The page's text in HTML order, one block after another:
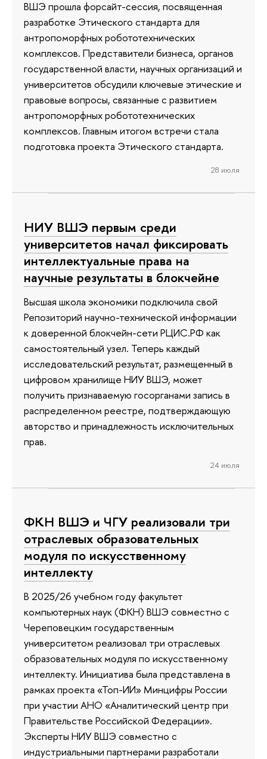
ВШЭ прошла форсайт-сессия, посвященная
разработке Этического стандарта для
антропоморфных робототехнических
комплексов. Представители бизнеса, органов
государственной власти, научных организаций и
университетов обсудили ключевые этические и
правовые вопросы, связанные с развитием
антропоморфных робототехнических
комплексов. Главным итогом встречи стала
подготовка проекта Этического стандарта.
28 июля
НИУ ВШЭ первым среди
университетов начал фиксировать
интеллектуальные права на
научные результаты в блокчейне
Высшая школа экономики подключила свой
Репозиторий научно-технической информации
к доверенной блокчейн-сети РЦИС.РФ как
самостоятельный узел. Теперь каждый
исследовательский результат, размещенный в
цифровом хранилище НИУ ВШЭ, может
получить признаваемую госорганами запись в
распределенном реестре, подтверждающую
авторство и принадлежность исключительных
прав.
24 июля
ФКН ВШЭ и ЧГУ реализовали три
отраслевых образовательных
модуля по искусственному
интеллекту
В 2025/26 учебном году факультет
компьютерных наук (ФКН) ВШЭ совместно с
Череповецким государственным
университетом реализовал три отраслевых
образовательных модуля по искусственному
интеллекту. Инициатива была представлена в
рамках проекта «Топ-ИИ» Минцифры России
при участии АНО «Аналитический центр при
Правительстве Российской Федерации».
Эксперты НИУ ВШЭ совместно с
индустриальными партнерами разработали